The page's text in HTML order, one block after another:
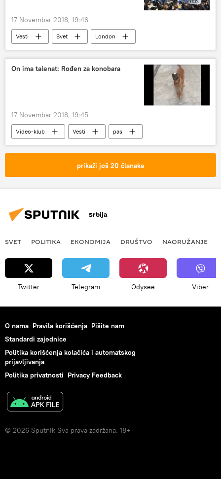
17 Novembar 2018, 19:46
Vesti Svet
London
klimatske promene
Evropa
On ima talenat: Rođen za konobara
17 Novembar 2018, 19:45
Video-klub Vesti
pas
talenat
Video
prikaži još 20 članaka
Srbija
SVET POLITIKA EKONOMIJA DRUŠTVO NAORUŽANJE
Twitter Telegram Odysee Viber
O nama Pravila korišćenja Pišite nam
Standardi zajednice
Politika korišćenja kolačića i automatskog
prijavljivanja
Politika privatnosti Privacy Feedback
© 2026 Sputnik Sva prava zadržana. 18+